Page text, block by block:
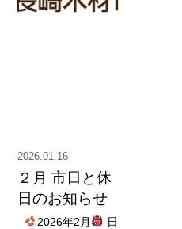
2026.01.16
２月 市日と休
日のお知らせ
2026年2月
日